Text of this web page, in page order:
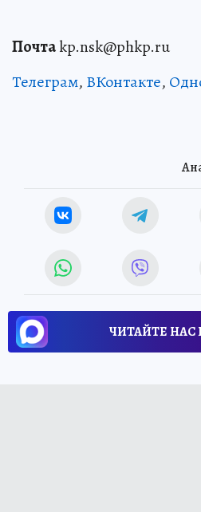
Почтаkp.nsk@phkp.ru
Телеграм, ВКонтакте,
ЧИТАЙТЕ НАС